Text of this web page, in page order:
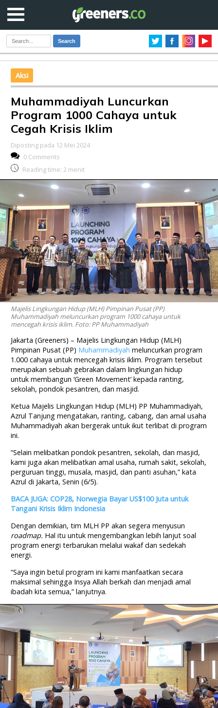
Search
Aksi
Muhammadiyah Luncurkan
Program 1000 Cahaya untuk
Cegah Krisis Iklim
Diposting pada 12 Mei 2024
0 Comments
Reading time: 2 menit
Majelis Lingkungan Hidup (MLH) Pimpinan Pusat (PP)
Muhammadiyah meluncurkan program 1000 cahaya untuk
mencegah krisis iklim. Foto: PP Muhammadiyah
Jakarta (Greeners) – Majelis Lingkungan Hidup (MLH)
Pimpinan Pusat (PP) Muhammadiyah meluncurkan program
1.000 cahaya untuk mencegah krisis iklim. Program tersebut
merupakan sebuah gebrakan dalam lingkungan hidup
untukmembangun ‘Green Movement’ kepada ranting,
sekolah, pondok pesantren, dan masjid.
Ketua Majelis Lingkungan Hidup (MLH) PP Muhammadiyah,
Azrul Tanjung mengatakan, ranting, cabang, dan amal usaha
Muhammadiyah akan bergerak untuk ikut terlibat di program
ini.
”Selain melibatkan pondok pesantren, sekolah, dan masjid,
kami juga akan melibatkan amal usaha, rumah sakit, sekolah,
perguruan tinggi, musala, masjid, dan panti asuhan,” kata
Azrul di Jakarta, Senin (6/5).
BACA JUGA: COP28, Norwegia Bayar US$100 Juta untuk
Tangani Krisis Iklim Indonesia
Dengan demikian, tim MLH PP akan segera menyusun
roadmap. Hal itu untukmengembangkan lebih lanjut soal
program energi terbarukan melalui wakaf dan sedekah
energi.
“Saya ingin betul program ini kami manfaatkan secara
maksimal sehingga Insya Allah berkah dan menjadi amal
ibadah kita semua,” lanjutnya.